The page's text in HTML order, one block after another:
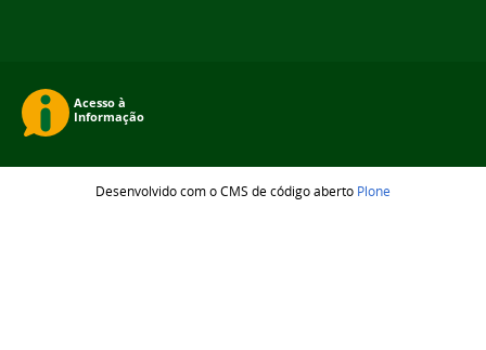
Desenvolvido com o CMS de código aberto Plone